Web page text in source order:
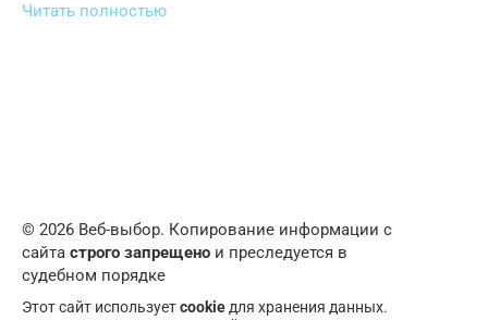
Читать полностью
© 2026 Веб-выбор. Копирование информации с
сайта строго запрещено и преследуется в
судебном порядке
Этот сайт используетcookie для хранения данных.